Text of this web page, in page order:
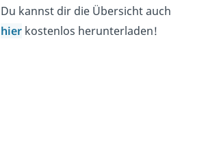
Du kannst dir die Übersicht auch
hierkostenlos herunterladen!